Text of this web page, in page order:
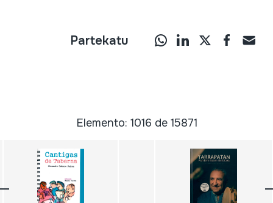
Partekatu
Elemento: 1016 de 15871